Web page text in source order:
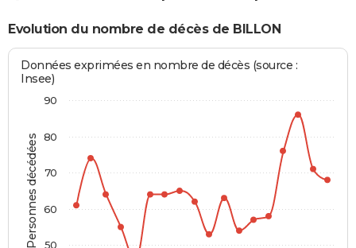
Evolution du nombre de décès de BILLON
Personnes décédées
Données exprimées en nombre de décès (source :
Insee)
50
60
70
80
90